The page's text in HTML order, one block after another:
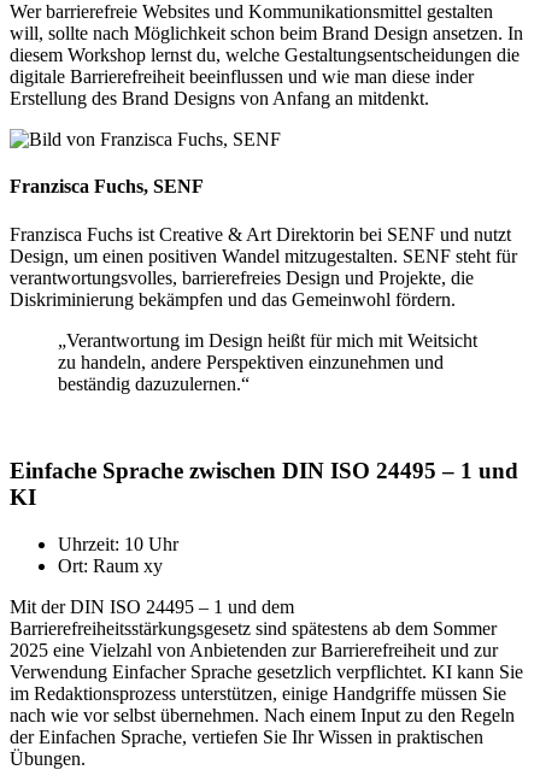
Wer barrierefreie Websites und Kommunikationsmittel gestalten
will, sollte nach Möglichkeit schon beim Brand Design ansetzen. In
diesem Workshop lernst du, welche Gestaltungsentscheidungen die
digitale Barrierefreiheit beeinflussen und wie man diese inder
Erstellung des Brand Designs von Anfang an mitdenkt.
Franzisca Fuchs, SENF
Franzisca Fuchs ist Creative & Art Direktorin bei SENF und nutzt
Design, um einen positiven Wandel mitzugestalten. SENF steht für
verantwortungsvolles, barrierefreies Design und Projekte, die
Diskriminierung bekämpfen und das Gemeinwohl fördern.
„Verantwortung im Design heißt für mich mit Weitsicht
zu handeln, andere Perspektiven einzunehmen und
beständig dazuzulernen.“
Einfache Sprache zwischen DIN ISO 24495 – 1 und
KI
Uhrzeit: 10 Uhr
Ort: Raum xy
Mit der DIN ISO 24495 – 1 und dem
Barrierefreiheitsstärkungsgesetz sind spätestens ab dem Sommer
2025 eine Vielzahl von Anbietenden zur Barrierefreiheit und zur
Verwendung Einfacher Sprache gesetzlich verpflichtet. KI kann Sie
im Redaktionsprozess unterstützen, einige Handgriffe müssen Sie
nach wie vor selbst übernehmen. Nach einem Input zu den Regeln
der Einfachen Sprache, vertiefen Sie Ihr Wissen in praktischen
Übungen.